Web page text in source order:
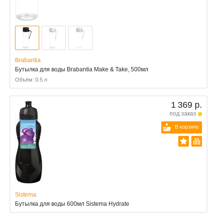
Brabantia
Бутылка для воды Brabantia Make & Take, 500мл
Объём: 0.5 л
1 369 р.
под заказ
В корзину
Sistema
Бутылка для воды 600мл Sistema Hydrate